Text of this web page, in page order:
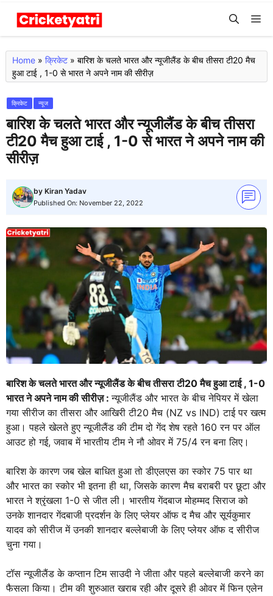
Skip
content
Home » क्रिकेट » बारिश के चलते भारत और न्यूजीलैंड के बीच तीसरा टी20 मैच
हुआ टाई , 1-0 से भारत ने अपने नाम की सीरीज़
क्रिकेट न्यूज
बारिश के चलते भारत और न्यूजीलैंड के बीच तीसरा
टी20 मैच हुआ टाई , 1-0 से भारत ने अपने नाम की
सीरीज़
by Kiran Yadav
Published On: November 22, 2022
बारिश के चलते भारत और न्यूजीलैंड के बीच तीसरा टी20 मैच हुआ टाई , 1-0
भारत ने अपने नाम की सीरीज़ :न्यूजीलैंड और भारत के बीच नेपियर में खेला
गया सीरीज का तीसरा और आखिरी टी20 मैच (NZ vs IND) टाई पर खत्म
हुआ। पहले खेलते हुए न्यूजीलैंड की टीम दो गेंद शेष रहते 160 रन पर ऑल
आउट हो गई, जवाब में भारतीय टीम ने नौ ओवर में 75/4 रन बना लिए।
बारिश के कारण जब खेल बाधित हुआ तो डीएलएस का स्कोर 75 पार था
और भारत का स्कोर भी इतना ही था, जिसके कारण मैच बराबरी पर छूटा और
भारत ने श्रृंखला 1-0 से जीत ली। भारतीय गेंदबाज मोहम्मद सिराज को
उनके शानदार गेंदबाजी प्रदर्शन के लिए प्लेयर ऑफ द मैच और सूर्यकुमार
यादव को सीरीज में उनकी शानदार बल्लेबाजी के लिए प्लेयर ऑफ द सीरीज
चुना गया।
टॉस न्यूजीलैंड के कप्तान टिम साउदी ने जीता और पहले बल्लेबाजी करने का
फैसला किया। टीम की शुरुआत खराब रही और दूसरे ही ओवर में फिन एलेन